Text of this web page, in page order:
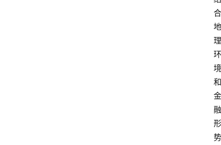
合
地
理
环
境
和
金
融
形
势